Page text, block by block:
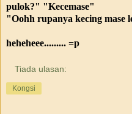
pulok?" "Kecemase"
"Oohh rupanya kecing mase
heheheee......... =p
Tiada ulasan:
Kongsi